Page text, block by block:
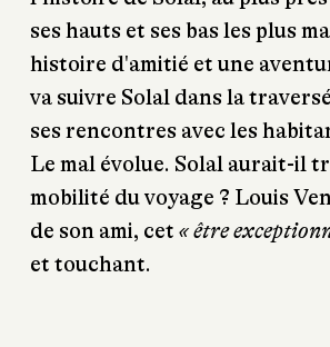
ses hauts et ses bas les plus
histoire d'amitié et une
va suivre Solal dans la
ses rencontres avec les
Le mal évolue. Solal aurait-il
mobilité du voyage ? Louis
de son ami, cet « être
et touchant.